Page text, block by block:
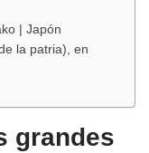
| Japón
la patria), en
grandes